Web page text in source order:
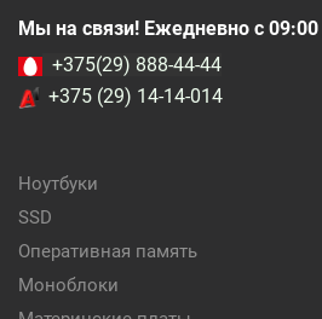
Мы на связи! Ежедневно с
+375(29) 888-44-44
+375 (29) 14-14-014
Ноутбуки
SSD
Оперативная память
Моноблоки